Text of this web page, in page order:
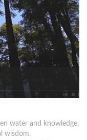
water and knowledge,
wisdom.